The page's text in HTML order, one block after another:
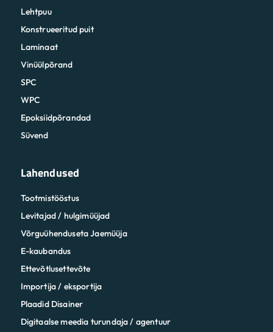
Lehtpuu
Konstrueeritud puit
Laminaat
Vinüülpõrand
SPC
WPC
Epoksiidpõrandad
Süvend
Lahendused
Tootmistööstus
Levitajad / hulgimüüjad
Võrguühenduseta Jaemüüja
E-kaubandus
Ettevõtlusettevõte
Importija / eksportija
Plaadid Disainer
Digitaalse meedia turundaja / agentuur